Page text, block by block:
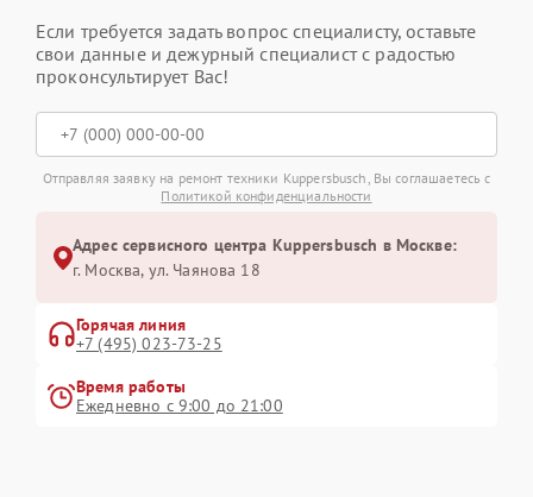
Если требуется задать вопрос специалисту, оставьте
свои данные и дежурный специалист с радостью
проконсультирует Вас!
Отправляя заявку на ремонт техники Kuppersbusch, Вы соглашаетесь с
Политикой конфиденциальности
Адрес сервисного центра Kuppersbusch в Москве:
г. Москва, ул. Чаянова 18
Горячая линия
+7 (495) 023-73-25
Время работы
Ежедневно с 9:00 до 21:00